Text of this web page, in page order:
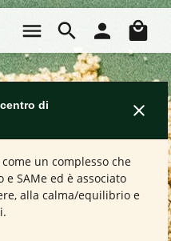
Il
di
un complesso che
SAMe ed è associato
alla calma/equilibrio e